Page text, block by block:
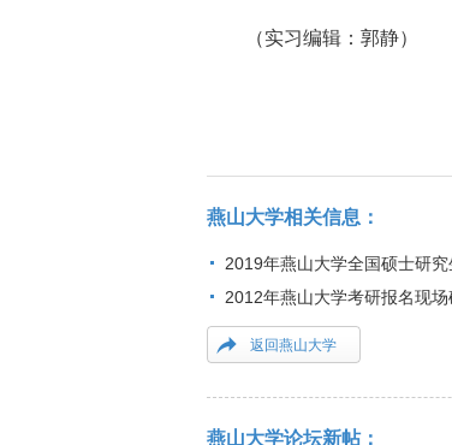
（实习编辑：郭静）
燕山大学相关信息：
2019年燕山大学全国硕士研
2012年燕山大学考研报名现
返回燕山大学
燕山大学论坛新帖：